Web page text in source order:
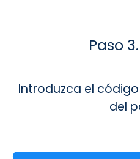
Paso 3.
Introduzca el
del